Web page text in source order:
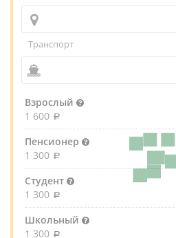
Транспорт
Взрослый
1 600
Пенсионер
1 300
Студент
1 300
Школьный
1 300